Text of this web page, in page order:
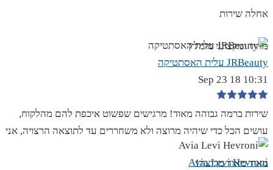
אחלה שירות
מהיר ומקצועי מומלץ
JRBeauty עלית האסתטיקה
10:31 18 Sep 23
שירות ברמה גבוהה מאוד! מרגישים שפשוט איכפת להם מהלקוח,
עושים הכל כדי שיהיה מרוצה ולא משחררים עד לתוצאה הרצויה, אני
מאוד מאוד מרוצה!
Avia Levi Hevroni